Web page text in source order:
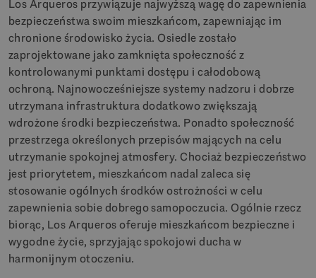
Los Arqueros przywiązuje najwyższą wagę do zapewnienia
bezpieczeństwa swoim mieszkańcom, zapewniając im
chronione środowisko życia. Osiedle zostało
zaprojektowane jako zamknięta społeczność z
kontrolowanymi punktami dostępu i całodobową
ochroną. Najnowocześniejsze systemy nadzoru i dobrze
utrzymana infrastruktura dodatkowo zwiększają
wdrożone środki bezpieczeństwa. Ponadto społeczność
przestrzega określonych przepisów mających na celu
utrzymanie spokojnej atmosfery. Chociaż bezpieczeństwo
jest priorytetem, mieszkańcom nadal zaleca się
stosowanie ogólnych środków ostrożności w celu
zapewnienia sobie dobrego samopoczucia. Ogólnie rzecz
biorąc, Los Arqueros oferuje mieszkańcom bezpieczne i
wygodne życie, sprzyjając spokojowi ducha w
harmonijnym otoczeniu.